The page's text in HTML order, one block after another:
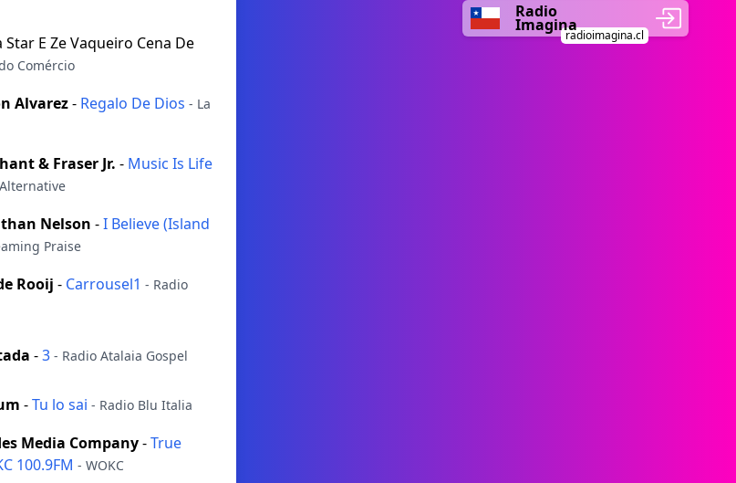
Star E Ze Vaqueiro Cena De
Comércio
Alvarez- Regalo De Dios - La
& Fraser Jr. - Music Is Life
Nelson -I Believe (Island
Praise
Rooij - Carrousel1 - Radio
-3 - Radio Atalaia Gospel
-Tu lo sai - Radio Blu Italia
Media Company-True
100.9FM - WOKC
Radio
Imagina
radioimagina.cl